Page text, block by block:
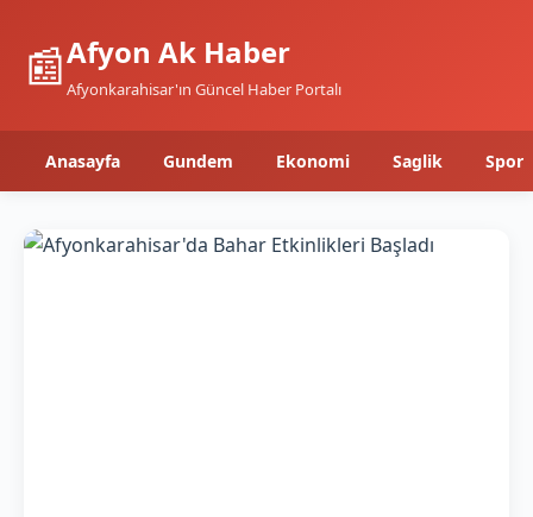
📰Afyon Ak Haber
Afyonkarahisar'ın Güncel Haber Portalı
Anasayfa Gundem Ekonomi Saglik Spor